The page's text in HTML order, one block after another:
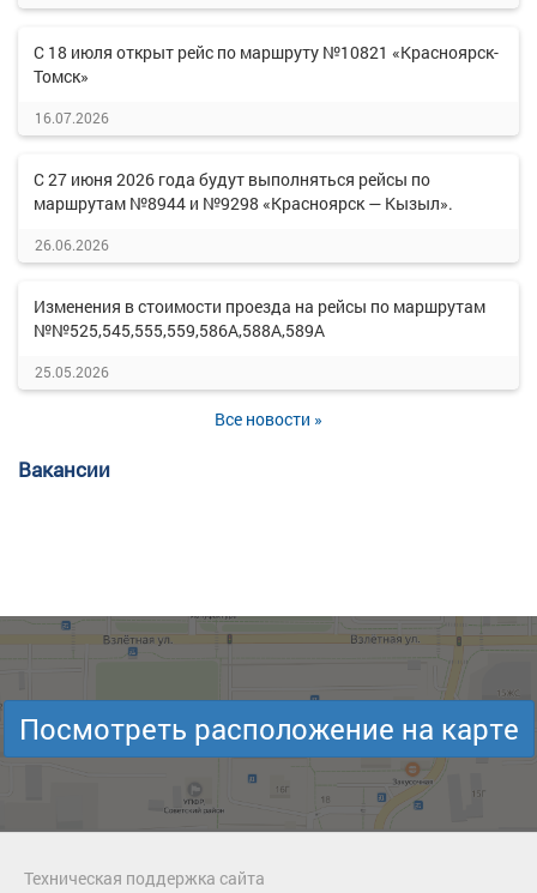
С 18 июля открыт рейс по маршруту №10821 «Красноярск-
Томск»
16.07.2026
С 27 июня 2026 года будут выполняться рейсы по
маршрутам №8944 и №9298 «Красноярск — Кызыл».
26.06.2026
Изменения в стоимости проезда на рейсы по маршрутам
№№525,545,555,559,586А,588А,589А
25.05.2026
Все новости »
Вакансии
Посмотреть расположение на карте
Техническая поддержка сайта